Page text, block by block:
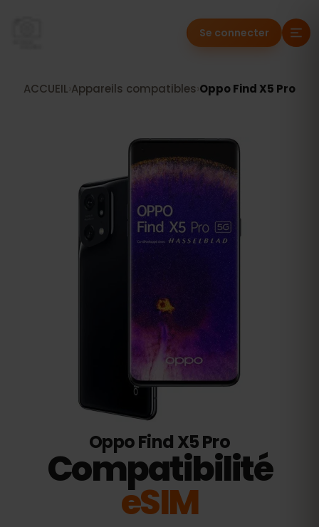
Se connecter
ACCUEIL Appareils compatibles Oppo Find X5 Pro
Oppo Find X5 Pro
Compatibilité
eSIM